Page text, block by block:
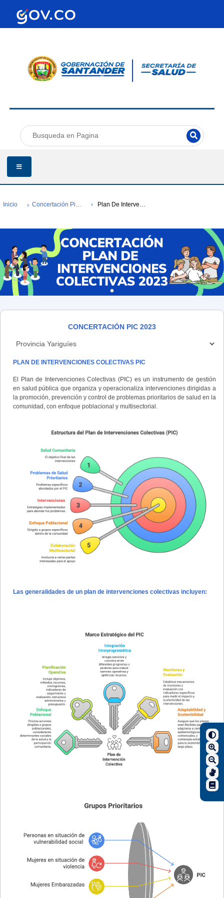
Inicio Concertación Pic 2023 Plan De Intervenciones Colectivas(pic)
CONCERTACIÓN PIC 2023
PLAN DE INTERVENCIONES COLECTIVAS PIC
El Plan de Intervenciones Colectivas (PIC) es un instrumento de gestión
en salud pública que organiza y operacionaliza intervenciones dirigidas a
la promoción, prevención y control de problemas prioritarios de salud en la
comunidad, con enfoque poblacional y multisectorial.
Las generalidades de un plan de intervenciones colectivas incluyen: